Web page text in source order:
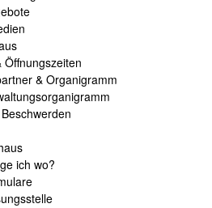
Öffnungszeiten
& Organigramm
ich wo?